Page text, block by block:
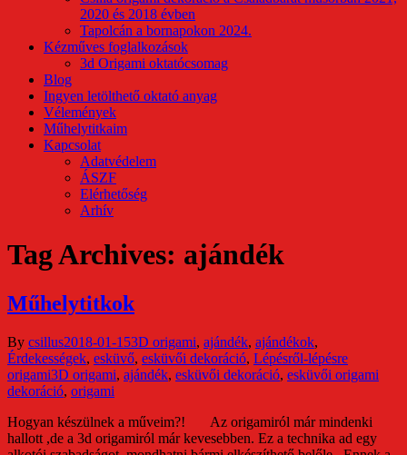
2020 és 2018 évben
Tapolcán a bornapokon 2024.
Kézműves foglalkozások
3d Origami oktatócsomag
Blog
Ingyen letölthető oktató anyag
Vélemények
Műhelytitkaim
Kapcsolat
Adatvédelem
ÁSZF
Elérhetőség
Arhív
Tag Archives: ajándék
Műhelytitkok
By csillus2018-01-153D origami, ajándék, ajándékok,
Érdekességek, esküvő, esküvői dekoráció, Lépésről-lépésre
origami3D origami, ajándék, esküvői dekoráció, esküvői origami
dekoráció, origami
Hogyan készülnek a műveim?! Az origamiról már mindenki
hallott ,de a 3d origamiról már kevesebben. Ez a technika ad egy